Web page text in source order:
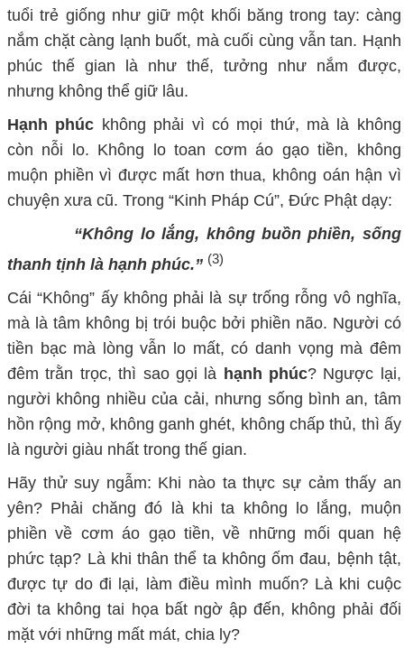
tuổi trẻ giống như giữ một khối băng trong tay: càng
nắm chặt càng lạnh buốt, mà cuối cùng vẫn tan. Hạnh
phúc thế gian là như thế, tưởng như nắm được,
nhưng không thể giữ lâu.
Hạnh phúc không phải vì có mọi thứ, mà là không
còn nỗi lo. Không lo toan cơm áo gạo tiền, không
muộn phiền vì được mất hơn thua, không oán hận vì
chuyện xưa cũ. Trong “Kinh Pháp Cú”, Đức Phật dạy:
“Không lo lắng, không buồn phiền, sống
thanh tịnh là hạnh phúc.” (3)
Cái “Không” ấy không phải là sự trống rỗng vô nghĩa,
mà là tâm không bị trói buộc bởi phiền não. Người có
tiền bạc mà lòng vẫn lo mất, có danh vọng mà đêm
đêm trằn trọc, thì sao gọi là hạnh phúc? Ngược lại,
người không nhiều của cải, nhưng sống bình an, tâm
hồn rộng mở, không ganh ghét, không chấp thủ, thì ấy
là người giàu nhất trong thế gian.
Hãy thử suy ngẫm: Khi nào ta thực sự cảm thấy an
yên? Phải chăng đó là khi ta không lo lắng, muộn
phiền về cơm áo gạo tiền, về những mối quan hệ
phức tạp? Là khi thân thể ta không ốm đau, bệnh tật,
được tự do đi lại, làm điều mình muốn? Là khi cuộc
đời ta không tai họa bất ngờ ập đến, không phải đối
mặt với những mất mát, chia ly?